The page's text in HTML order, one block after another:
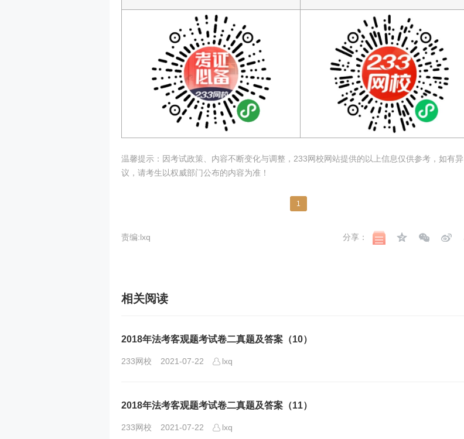
温馨提示：因考试政策、内容不断变化与调整，233网校网站提供的以上信息仅供参考，如有异
议，请考生以权威部门公布的内容为准！
1
责编:lxq 分享：
相关阅读
2018年法考客观题考试卷二真题及答案（10）
233网校 2021-07-22 lxq
2018年法考客观题考试卷二真题及答案（11）
233网校 2021-07-22 lxq